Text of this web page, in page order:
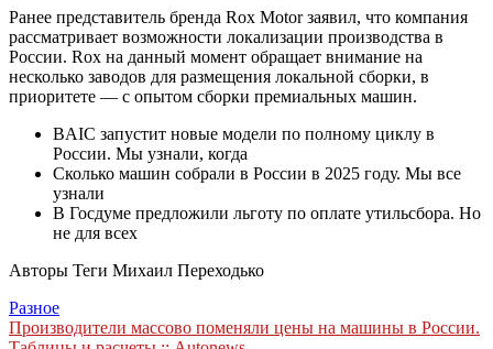
Ранее представитель бренда Rox Motor заявил, что компания
рассматривает возможности локализации производства в
России. Rox на данный момент обращает внимание на
несколько заводов для размещения локальной сборки, в
приоритете — с опытом сборки премиальных машин.
BAIC запустит новые модели по полному циклу в
России. Мы узнали, когда
Сколько машин собрали в России в 2025 году. Мы все
узнали
В Госдуме предложили льготу по оплате утильсбора. Но
не для всех
Авторы Теги Михаил Переходько
Разное
Навигация
Производители массово поменяли цены на машины в России.